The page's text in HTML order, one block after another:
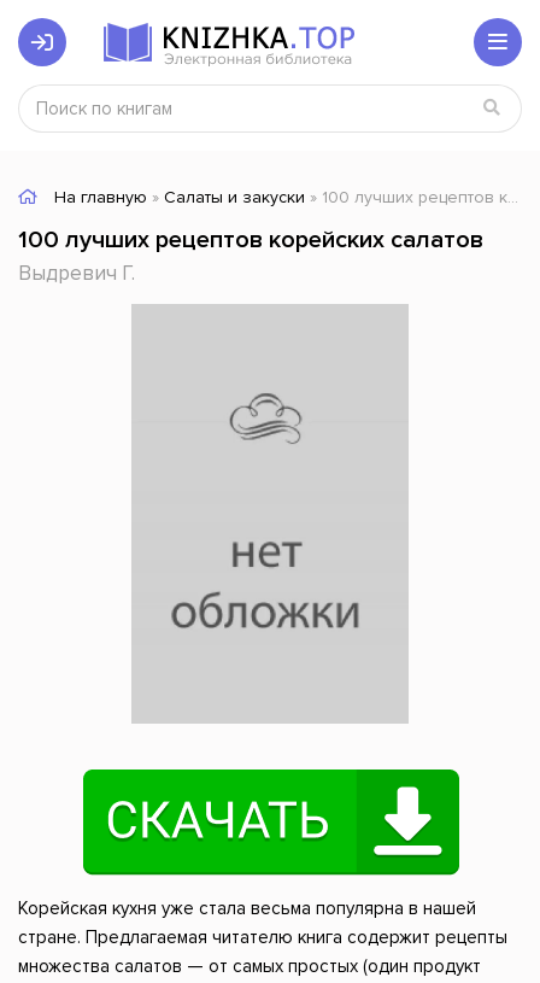
На главную » Салаты и закуски » 100 лучших рецептов корейских салатов
100 лучших рецептов корейских салатов
Выдревич Г.
Корейская кухня уже стала весьма популярна в нашей
стране. Предлагаемая читателю книга содержит рецепты
множества салатов — от самых простых (один продукт